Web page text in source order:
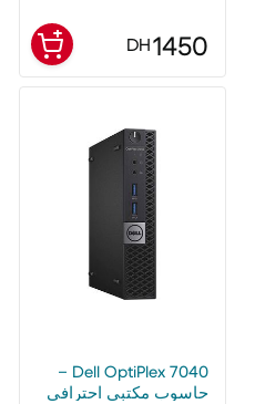
1450
DH
Dell OptiPlex 7040 –
حاسوب مكتبي احترافي